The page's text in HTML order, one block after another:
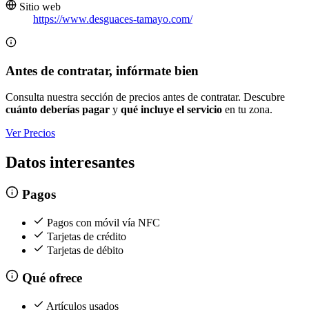
Sitio web
https://www.desguaces-tamayo.com/
Antes de contratar, infórmate bien
Consulta nuestra sección de precios antes de contratar. Descubre
cuánto deberías pagar y qué incluye el servicio en tu zona.
Ver Precios
Datos interesantes
Pagos
Pagos con móvil vía NFC
Tarjetas de crédito
Tarjetas de débito
Qué ofrece
Artículos usados